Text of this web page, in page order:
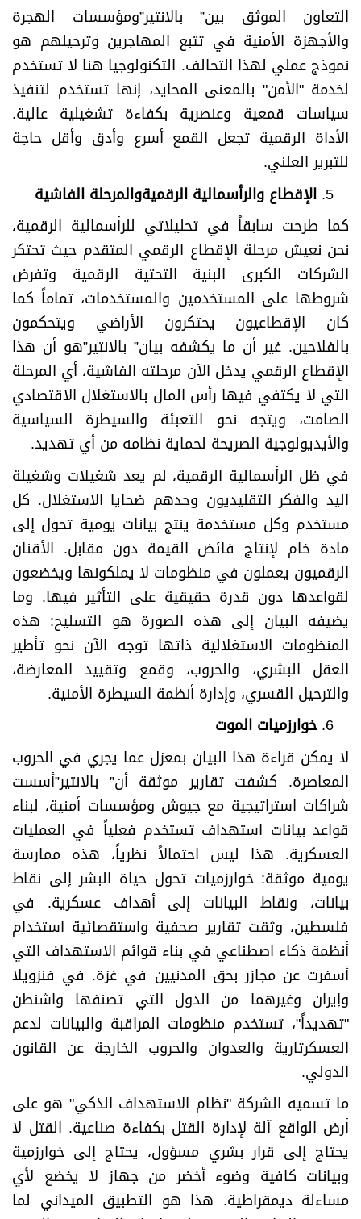
التعاون الموثق بين” بالانتير”ومؤسسات الهجرة
والأجهزة الأمنية في تتبع المهاجرين وترحيلهم هو
نموذج عملي لهذا التحالف. التكنولوجيا هنا لا تستخدم
لخدمة "الأمن" بالمعنى المحايد، إنها تستخدم لتنفيذ
سياسات قمعية وعنصرية بكفاءة تشغيلية عالية.
الأداة الرقمية تجعل القمع أسرع وأدق وأقل حاجة
للتبرير العلني.
الإقطاع والرأسمالية الرقميةوالمرحلة الفاشية
كما طرحت سابقاً في تحليلاتي للرأسمالية الرقمية،
نحن نعيش مرحلة الإقطاع الرقمي المتقدم حيث تحتكر
الشركات الكبرى البنية التحتية الرقمية وتفرض
شروطها على المستخدمين والمستخدمات، تماماً كما
كان الإقطاعيون يحتكرون الأراضي ويتحكمون
بالفلاحين. غير أن ما يكشفه بيان” بالانتير”هو أن هذا
الإقطاع الرقمي يدخل الآن مرحلته الفاشية، أي المرحلة
التي لا يكتفي فيها رأس المال بالاستغلال الاقتصادي
الصامت، ويتجه نحو التعبئة والسيطرة السياسية
والأيديولوجية الصريحة لحماية نظامه من أي تهديد.
في ظل الرأسمالية الرقمية، لم يعد شغيلات وشغيلة
اليد والفكر التقليديون وحدهم ضحايا الاستغلال. كل
مستخدم وكل مستخدمة ينتج بيانات يومية تحول إلى
مادة خام لإنتاج فائض القيمة دون مقابل. الأقنان
الرقميون يعملون في منظومات لا يملكونها ويخضعون
لقواعدها دون قدرة حقيقية على التأثير فيها. وما
يضيفه البيان إلى هذه الصورة هو التسليح: هذه
المنظومات الاستغلالية ذاتها توجه الآن نحو تأطير
العقل البشري، والحروب، وقمع وتقييد المعارضة،
والترحيل القسري، وإدارة أنظمة السيطرة الأمنية.
خوارزميات الموت
لا يمكن قراءة هذا البيان بمعزل عما يجري في الحروب
المعاصرة. كشفت تقارير موثقة أن” بالانتير”أسست
شراكات استراتيجية مع جيوش ومؤسسات أمنية، لبناء
قواعد بيانات استهداف تستخدم فعلياً في العمليات
العسكرية. هذا ليس احتمالاً نظرياً، هذه ممارسة
يومية موثقة: خوارزميات تحول حياة البشر إلى نقاط
بيانات، ونقاط البيانات إلى أهداف عسكرية. في
فلسطين، وثقت تقارير صحفية واستقصائية استخدام
أنظمة ذكاء اصطناعي في بناء قوائم الاستهداف التي
أسفرت عن مجازر بحق المدنيين في غزة. في فنزويلا
وإيران وغيرهما من الدول التي تصنفها واشنطن
"تهديداً"، تستخدم منظومات المراقبة والبيانات لدعم
العسكرتارية والعدوان والحروب الخارجة عن القانون
الدولي.
ما تسميه الشركة "نظام الاستهداف الذكي" هو على
أرض الواقع آلة لإدارة القتل بكفاءة صناعية. القتل لا
يحتاج إلى قرار بشري مسؤول، يحتاج إلى خوارزمية
وبيانات كافية وضوء أخضر من جهاز لا يخضع لأي
مساءلة ديمقراطية. هذا هو التطبيق الميداني لما